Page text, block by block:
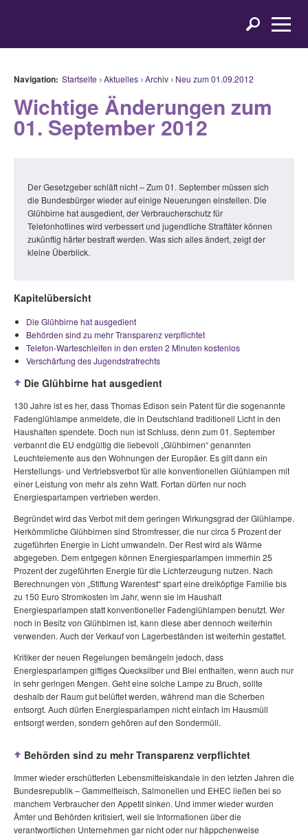
Navigation: Startseite Aktuelles Archiv Neu zum 01.09.2012
Wichtige Änderungen zum
01. September 2012
Der Gesetzgeber schläft nicht – Zum 01. September müssen sich
die Bundesbürger wieder auf einige Neuerungen einstellen. Die
Glühbirne hat ausgedient, der Verbraucherschutz für
Telefonhotlines wird verbessert und jugendliche Straftäter können
zukünftig härter bestraft werden. Was sich alles ändert, zeigt der
kleine Überblick.
Kapitelübersicht
Die Glühbirne hat ausgedient
Behörden sind zu mehr Transparenz verpflichtet
Telefon-Warteschleifen in den ersten 2 Minuten kostenlos
Verschärfung des Jugendstrafrechts
Die Glühbirne hat ausgedient
130 Jahre ist es her, dass Thomas Edison sein Patent für die sogenannte
Fadenglühlampe anmeldete, die in Deutschland traditionell Licht in den
Haushalten spendete. Doch nun ist Schluss, denn zum 01. September
verbannt die EU endgültig die liebevoll „Glühbirnen“ genannten
Leuchtelemente aus den Wohnungen der Europäer. Es gilt dann ein
Herstellungs- und Vertriebsverbot für alle konventionellen Glühlampen mit
einer Leistung von mehr als zehn Watt. Fortan dürfen nur noch
Energiesparlampen vertrieben werden.
Begründet wird das Verbot mit dem geringen Wirkungsgrad der Glühlampe.
Herkömmliche Glühbirnen sind Stromfresser, die nur circa 5 Prozent der
zugeführten Energie in Licht umwandeln. Der Rest wird als Wärme
abgegeben. Dem entgegen können Energiesparlampen immerhin 25
Prozent der zugeführten Energie für die Lichterzeugung nutzen. Nach
Berechnungen von „Stiftung Warentest“ spart eine dreiköpfige Familie bis
zu 150 Euro Stromkosten im Jahr, wenn sie im Haushalt
Energiesparlampen statt konventioneller Fadenglühlampen benutzt. Wer
noch in Besitz von Glühbirnen ist, kann diese aber dennoch weiterhin
verwenden. Auch der Verkauf von Lagerbeständen ist weiterhin gestattet.
Kritiker der neuen Regelungen bemängeln jedoch, dass
Energiesparlampen giftiges Quecksilber und Blei enthalten, wenn auch nur
in sehr geringen Mengen. Geht eine solche Lampe zu Bruch, sollte
deshalb der Raum gut belüftet werden, während man die Scherben
entsorgt. Auch dürfen Energiesparlampen nicht einfach im Hausmüll
entsorgt werden, sondern gehören auf den Sondermüll.
Behörden sind zu mehr Transparenz verpflichtet
Immer wieder erschütterten Lebensmittelskandale in den letzten Jahren die
Bundesrepublik – Gammelfleisch, Salmonellen und EHEC ließen bei so
manchem Verbraucher den Appetit sinken. Und immer wieder wurden
Ämter und Behörden kritisiert, weil sie Informationen über die
verantwortlichen Unternehmen gar nicht oder nur häppchenweise